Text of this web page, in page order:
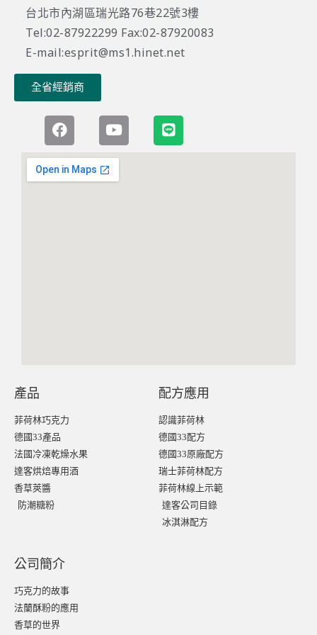
台北市內湖區瑞光路76巷22號3樓
Tel:02-87922299 Fax:02-87920083
E-mail:esprit@ms1.hinet.net
全省經銷商
產品
菲荷林巧克力
德國33產品
法國冷凍乾燥水果
達客烘焙專用酒
香草莢醬
防潮糖粉
配方應用
認識菲荷林
德國33配方
德國33原廠配方
瑞士菲荷林配方
菲荷林線上示範
達客公司目錄
冰淇淋配方
公司簡介
巧克力的故事
法蘭酥粉的應用
香草的世界